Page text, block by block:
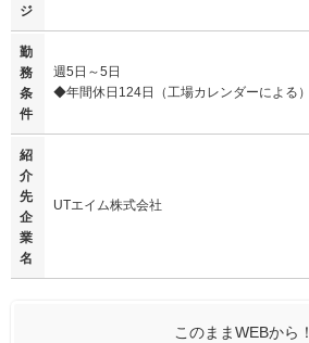
ジ
勤
務
条
件
週5日～5日
◆年間休日124日（工場カレンダーによる）
紹
介
先
企
業
名
UTエイム株式会社
このままWEBから！